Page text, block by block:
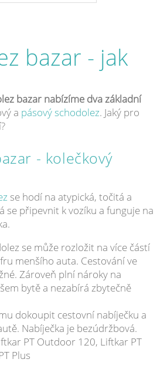
bazar - jak
bazar nabízíme dva základní
a pásový schodolez. Jaký pro
- kolečkový
se hodí na atypická, točitá a
se připevnit k vozíku a funguje na
se může rozložit na více částí
menšího auta. Cestování ve
Zároveň plní nároky na
bytě a nezabírá zbytečně
dokoupit cestovní nabíječku a
Nabíječka je bezúdržbová.
PT Outdoor 120, Liftkar PT
Plus